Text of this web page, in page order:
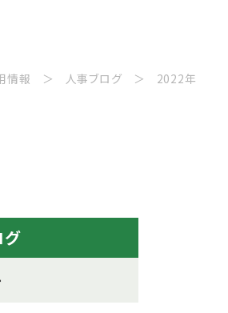
情報 人事ブログ 2022年
グ